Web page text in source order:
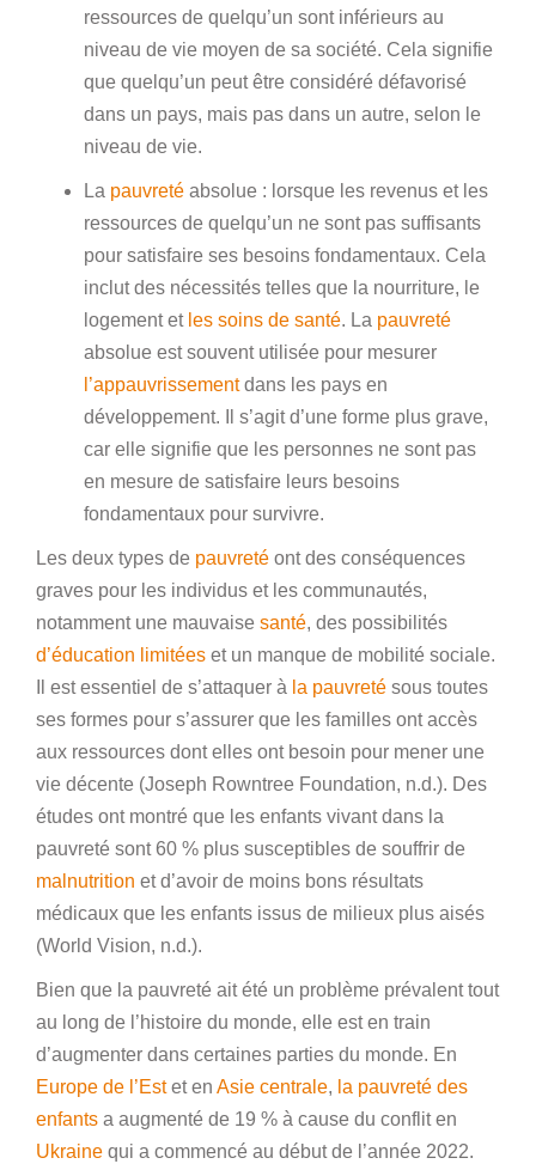
ressources de quelqu’un sont inférieurs au
niveau de vie moyen de sa société. Cela signifie
que quelqu’un peut être considéré défavorisé
dans un pays, mais pas dans un autre, selon le
niveau de vie.
La pauvreté absolue : lorsque les revenus et les
ressources de quelqu’un ne sont pas suffisants
pour satisfaire ses besoins fondamentaux. Cela
inclut des nécessités telles que la nourriture, le
logement et les soins de santé. La pauvreté
absolue est souvent utilisée pour mesurer
l’appauvrissementdans les pays en
développement. Il s’agit d’une forme plus grave,
car elle signifie que les personnes ne sont pas
en mesure de satisfaire leurs besoins
fondamentaux pour survivre.
Les deux types de pauvreté ont des conséquences
graves pour les individus et les communautés,
notamment une mauvaise santé, des possibilités
d’éducation limitées et un manque de mobilité sociale.
Il est essentiel de s’attaquer à la pauvreté sous toutes
ses formes pour s’assurer que les familles ont accès
aux ressources dont elles ont besoin pour mener une
vie décente (Joseph Rowntree Foundation, n.d.). Des
études ont montré que les enfants vivant dans la
pauvreté sont 60 % plus susceptibles de souffrir de
malnutrition et d’avoir de moins bons résultats
médicaux que les enfants issus de milieux plus aisés
(World Vision, n.d.).
Bien que la pauvreté ait été un problème prévalent tout
au long de l’histoire du monde, elle est en train
d’augmenter dans certaines parties du monde. En
Europe de l’Estet en Asie centrale, la pauvreté des
enfants a augmenté de 19 % à cause du conflit en
Ukraine qui a commencé au début de l’année 2022.